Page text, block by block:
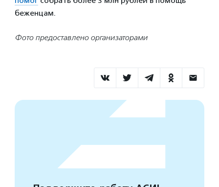
беженцам.
Фото предоставлено организаторами